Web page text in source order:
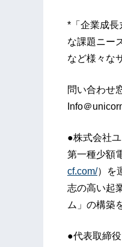
*「企業成長
な課題ニー
など様々な
問い合わせ
Info＠
●株式会社
第一種少額
cf.com/）を
志の高い起
ム」の構築
●代表取締